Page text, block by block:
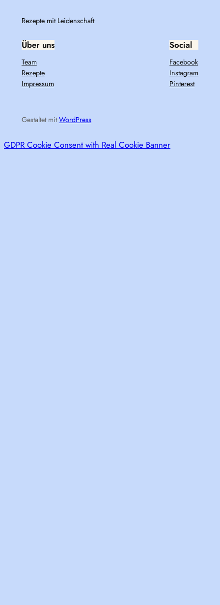
Rezepte mit Leidenschaft
Über uns
Team
Rezepte
Impressum
Social
Facebook
Instagram
Pinterest
Gestaltet mitWordPress
GDPR Cookie Consent with Real Cookie Banner